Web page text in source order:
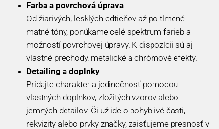
Farba a povrchová úprava
Od žiarivých, lesklých odtieňov až po tlmené
matné tóny, ponúkame celé spektrum farieb a
možností povrchovej úpravy. K dispozícii sú aj
vlastné prechody, metalické a chrómové efekty.
Detailing a doplnky
Pridajte charakter a jedinečnosť pomocou
vlastných doplnkov, zložitých vzorov alebo
jemných detailov. Či už ide o pohyblivé časti,
rekvizity alebo prvky značky, zaisťujeme presnosť v